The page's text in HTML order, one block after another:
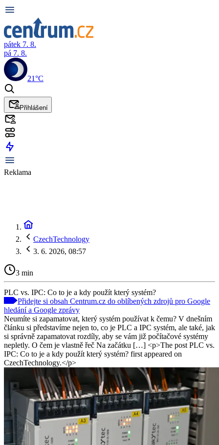
pátek 7. 8.
pá 7. 8.
21°C
Přihlášení
Reklama
CzechTechnology
3. 6. 2026, 08:57
3 min
PLC vs. IPC: Co to je a kdy použít který systém?
Přidejte si obsah Centrum.cz do oblíbených zdrojů pro Google
hledání a Google zprávy
Neumíte si zapamatovat, který systém používat k čemu? V dnešním
článku si představíme nejen to, co je PLC a IPC systém, ale také, jak
si správně zapamatovat rozdíly, aby se vám již počítačové systémy
nepletly. O čem je vlastně řeč Na začátku […] <p>The post PLC vs.
IPC: Co to je a kdy použít který systém? first appeared on
CzechTechnology.</p>